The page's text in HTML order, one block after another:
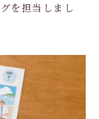
を担当しまし